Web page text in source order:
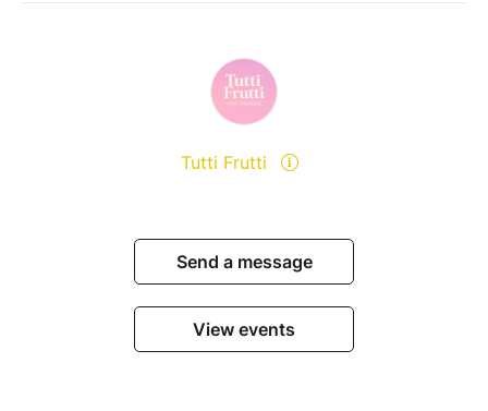
Tutti Frutti
Send a message
View events